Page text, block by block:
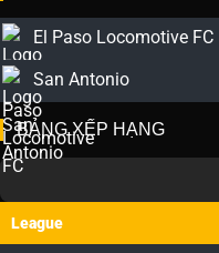
El Paso Locomotive FC
San Antonio
BẢNG XẾP HẠNG
League